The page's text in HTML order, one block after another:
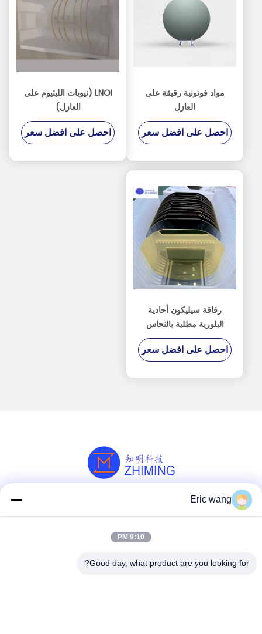
مواد فوتونية رقيقة على
العازل
احصل على افضل سعر
LNOI (نيوبات الليثيوم على
العازل)
احصل على افضل سعر
رقاقة سيليكون أحادية
البلورية مطلية بالنحاس
لتصنيع أجهزة الاستشعار
الكهربائية
احصل على افضل سعر
اتصل سريعًا
Eric wang
9:10 PM
Good day, what product are you looking for?